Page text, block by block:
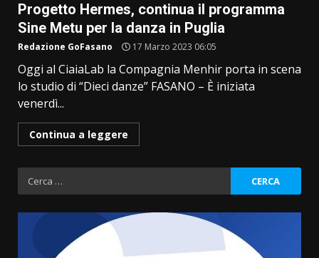
Progetto Hermes, continua il programma
Sine Metu per la danza in Puglia
Redazione GoFasano 17 Marzo 2023 06:05
Oggi al CiaiaLab la Compagnia Menhir porta in scena
lo studio di “Dieci danze” FASANO – È iniziata
venerdì...
Continua a leggere
Ricerca
per: